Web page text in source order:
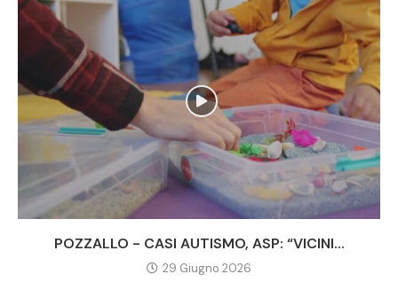
POZZALLO - CASI AUTISMO, ASP: “VICINI...
29 Giugno 2026